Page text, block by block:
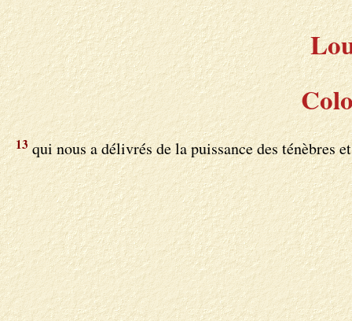
13qui nous a délivrés de la puissance des ténèbres